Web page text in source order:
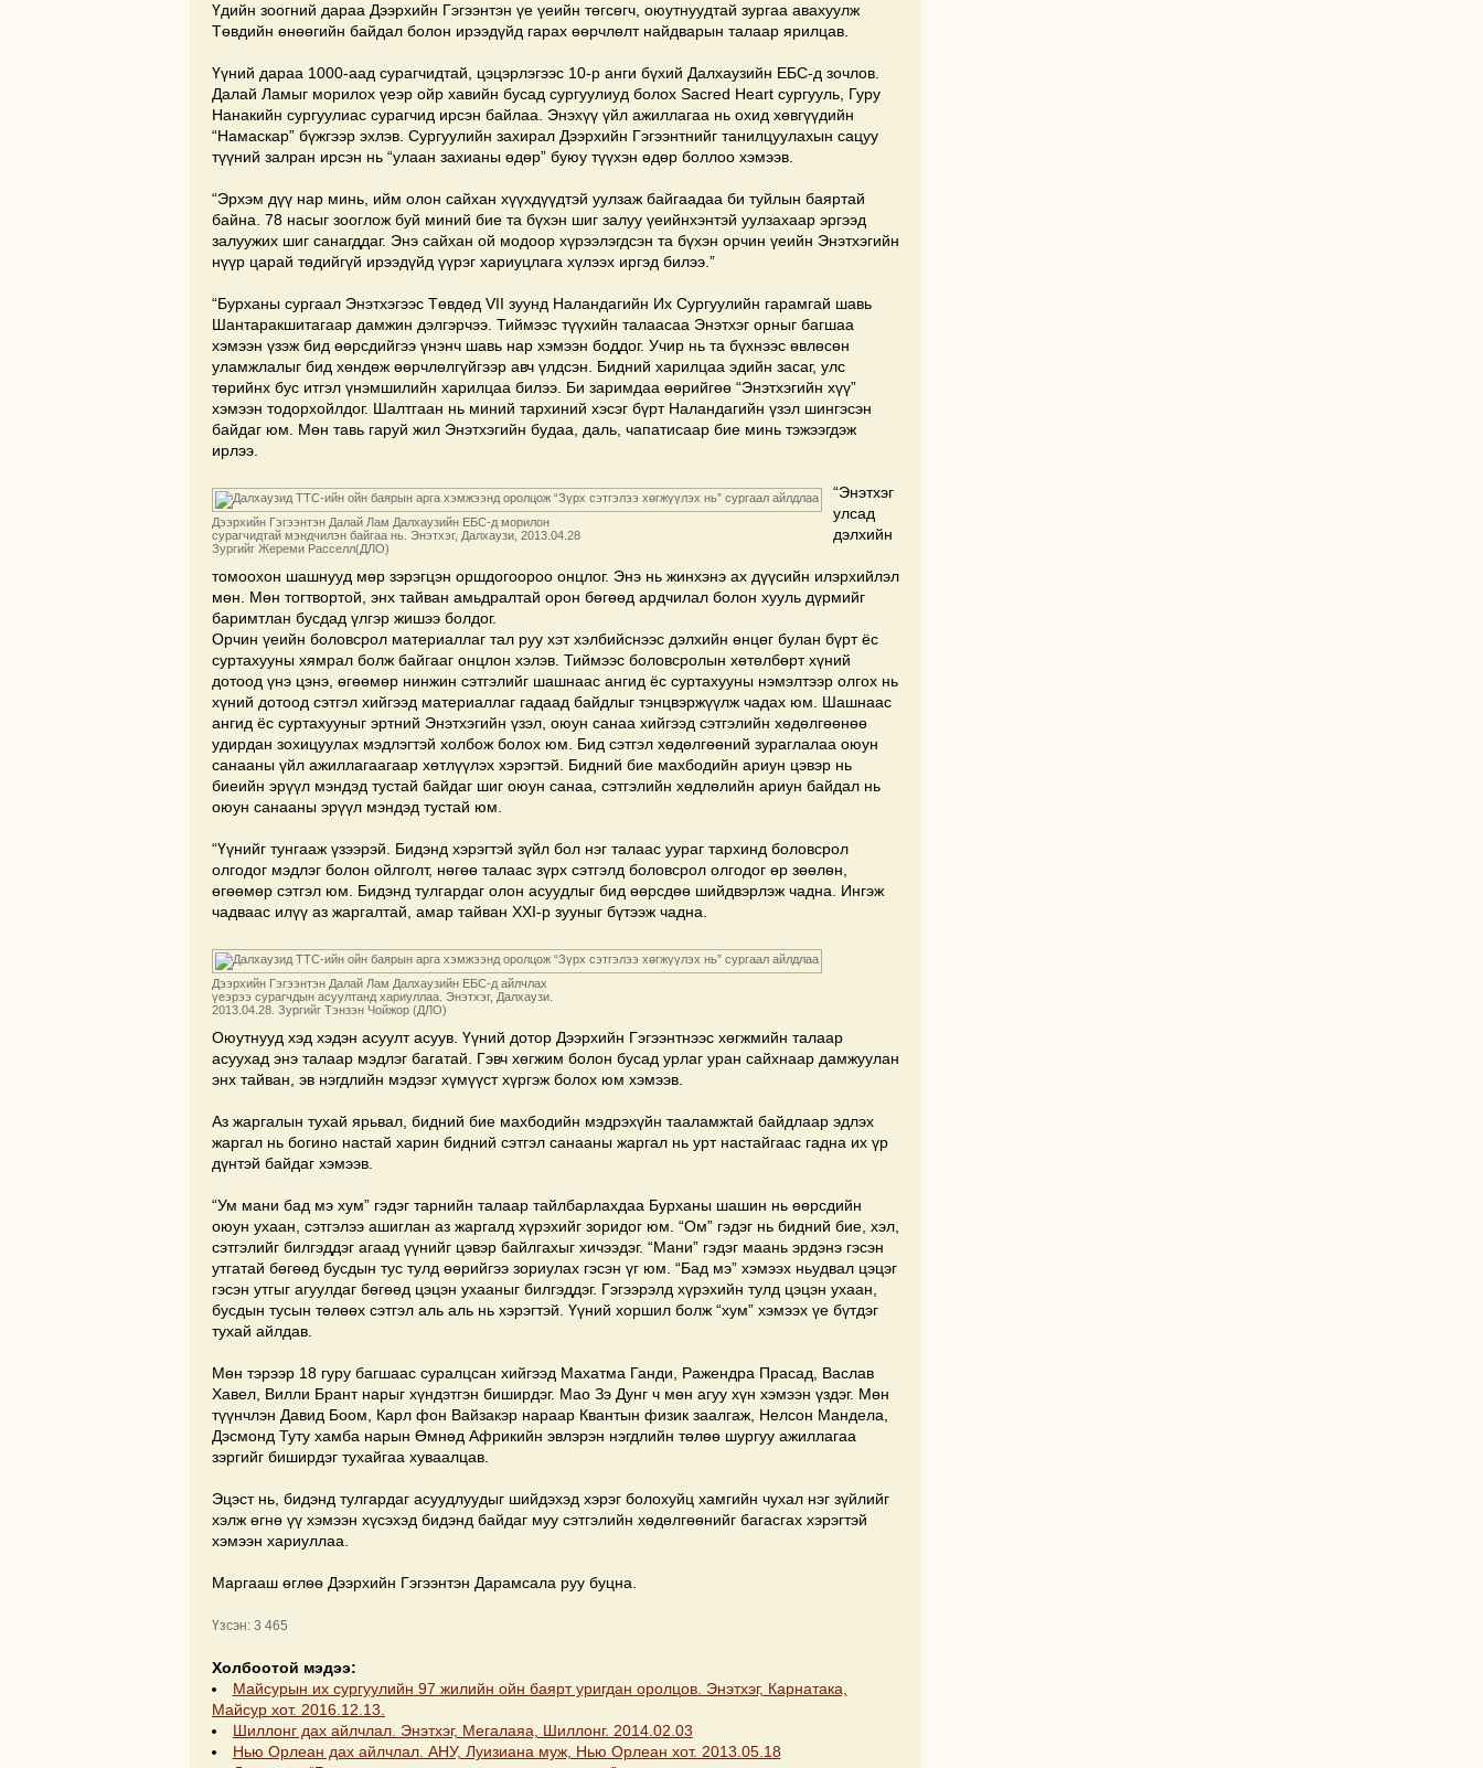
Үдийн зоогний дараа Дээрхийн Гэгээнтэн үе үеийн төгсөгч, оюутнуудтай зургаа авахуулж
Төвдийн өнөөгийн байдал болон ирээдүйд гарах өөрчлөлт найдварын талаар ярилцав.
Үүний дараа 1000-аад сурагчидтай, цэцэрлэгээс 10-р анги бүхий Далхаузийн ЕБС-д зочлов.
Далай Ламыг морилох үеэр ойр хавийн бусад сургуулиуд болох Sacred Heart сургууль, Гуру
Нанакийн сургуулиас сурагчид ирсэн байлаа. Энэхүү үйл ажиллагаа нь охид хөвгүүдийн
“Намаскар” бүжгээр эхлэв. Сургуулийн захирал Дээрхийн Гэгээнтнийг танилцуулахын сацуу
түүний залран ирсэн нь “улаан захианы өдөр” буюу түүхэн өдөр боллоо хэмээв.
“Эрхэм дүү нар минь, ийм олон сайхан хүүхдүүдтэй уулзаж байгаадаа би туйлын баяртай
байна. 78 насыг зооглож буй миний бие та бүхэн шиг залуу үеийнхэнтэй уулзахаар эргээд
залуужих шиг санагддаг. Энэ сайхан ой модоор хүрээлэгдсэн та бүхэн орчин үеийн Энэтхэгийн
нүүр царай төдийгүй ирээдүйд үүрэг хариуцлага хүлээх иргэд билээ.”
“Бурханы сургаал Энэтхэгээс Төвдөд VII зуунд Наландагийн Их Сургуулийн гарамгай шавь
Шантаракшитагаар дамжин дэлгэрчээ. Тиймээс түүхийн талаасаа Энэтхэг орныг багшаа
хэмээн үзэж бид өөрсдийгээ үнэнч шавь нар хэмээн боддог. Учир нь та бүхнээс өвлөсөн
уламжлалыг бид хөндөж өөрчлөлгүйгээр авч үлдсэн. Бидний харилцаа эдийн засаг, улс
төрийнх бус итгэл үнэмшилийн харилцаа билээ. Би заримдаа өөрийгөө “Энэтхэгийн хүү”
хэмээн тодорхойлдог. Шалтгаан нь миний тархиний хэсэг бүрт Наландагийн үзэл шингэсэн
байдаг юм. Мөн тавь гаруй жил Энэтхэгийн будаа, даль, чапатисаар бие минь тэжээгдэж
ирлээ.
Дээрхийн Гэгээнтэн Далай Лам Далхаузийн ЕБС-д морилон
сурагчидтай мэндчилэн байгаа нь. Энэтхэг, Далхаузи, 2013.04.28
Зургийг Жереми Расселл(ДЛО)
“Энэтхэг
улсад
дэлхийн
томоохон шашнууд мөр зэрэгцэн оршдогоороо онцлог. Энэ нь жинхэнэ ах дүүсийн илэрхийлэл
мөн. Мөн тогтвортой, энх тайван амьдралтай орон бөгөөд ардчилал болон хууль дүрмийг
баримтлан бусдад үлгэр жишээ болдог.
Орчин үеийн боловсрол материаллаг тал руу хэт хэлбийснээс дэлхийн өнцөг булан бүрт ёс
суртахууны хямрал болж байгааг онцлон хэлэв. Тиймээс боловсролын хөтөлбөрт хүний
дотоод үнэ цэнэ, өгөөмөр нинжин сэтгэлийг шашнаас ангид ёс суртахууны нэмэлтээр олгох нь
хүний дотоод сэтгэл хийгээд материаллаг гадаад байдлыг тэнцвэржүүлж чадах юм. Шашнаас
ангид ёс суртахууныг эртний Энэтхэгийн үзэл, оюун санаа хийгээд сэтгэлийн хөдөлгөөнөө
удирдан зохицуулах мэдлэгтэй холбож болох юм. Бид сэтгэл хөдөлгөөний зураглалаа оюун
санааны үйл ажиллагаагаар хөтлүүлэх хэрэгтэй. Бидний бие махбодийн ариун цэвэр нь
биеийн эрүүл мэндэд тустай байдаг шиг оюун санаа, сэтгэлийн хөдлөлийн ариун байдал нь
оюун санааны эрүүл мэндэд тустай юм.
“Үүнийг тунгааж үзээрэй. Бидэнд хэрэгтэй зүйл бол нэг талаас уураг тархинд боловсрол
олгодог мэдлэг болон ойлголт, нөгөө талаас зүрх сэтгэлд боловсрол олгодог өр зөөлөн,
өгөөмөр сэтгэл юм. Бидэнд тулгардаг олон асуудлыг бид өөрсдөө шийдвэрлэж чадна. Ингэж
чадваас илүү аз жаргалтай, амар тайван XXI-р зууныг бүтээж чадна.
Дээрхийн Гэгээнтэн Далай Лам Далхаузийн ЕБС-д айлчлах
үеэрээ сурагчдын асуултанд хариуллаа. Энэтхэг, Далхаузи.
2013.04.28. Зургийг Тэнзэн Чойжор (ДЛО)
Оюутнууд хэд хэдэн асуулт асуув. Үүний дотор Дээрхийн Гэгээнтнээс хөгжмийн талаар
асуухад энэ талаар мэдлэг багатай. Гэвч хөгжим болон бусад урлаг уран сайхнаар дамжуулан
энх тайван, эв нэгдлийн мэдээг хүмүүст хүргэж болох юм хэмээв.
Аз жаргалын тухай ярьвал, бидний бие махбодийн мэдрэхүйн тааламжтай байдлаар эдлэх
жаргал нь богино настай харин бидний сэтгэл санааны жаргал нь урт настайгаас гадна их үр
дүнтэй байдаг хэмээв.
“Ум мани бад мэ хум” гэдэг тарнийн талаар тайлбарлахдаа Бурханы шашин нь өөрсдийн
оюун ухаан, сэтгэлээ ашиглан аз жаргалд хүрэхийг зоридог юм. “Ом” гэдэг нь бидний бие, хэл,
сэтгэлийг билгэддэг агаад үүнийг цэвэр байлгахыг хичээдэг. “Мани” гэдэг маань эрдэнэ гэсэн
утгатай бөгөөд бусдын тус тулд өөрийгээ зориулах гэсэн үг юм. “Бад мэ” хэмээх ньудвал цэцэг
гэсэн утгыг агуулдаг бөгөөд цэцэн ухааныг билгэддэг. Гэгээрэлд хүрэхийн тулд цэцэн ухаан,
бусдын тусын төлөөх сэтгэл аль аль нь хэрэгтэй. Үүний хоршил болж “хум” хэмээх үе бүтдэг
тухай айлдав.
Мөн тэрээр 18 гуру багшаас суралцсан хийгээд Махатма Ганди, Ражендра Прасад, Васлав
Хавел, Вилли Брант нарыг хүндэтгэн биширдэг. Мао Зэ Дунг ч мөн агуу хүн хэмээн үздэг. Мөн
түүнчлэн Давид Боом, Карл фон Вайзакэр нараар Квантын физик заалгаж, Нелсон Мандела,
Дэсмонд Туту хамба нарын Өмнөд Африкийн эвлэрэн нэгдлийн төлөө шургуу ажиллагаа
зэргийг биширдэг тухайгаа хуваалцав.
Эцэст нь, бидэнд тулгардаг асуудлуудыг шийдэхэд хэрэг болохуйц хамгийн чухал нэг зүйлийг
хэлж өгнө үү хэмээн хүсэхэд бидэнд байдаг муу сэтгэлийн хөдөлгөөнийг багасгах хэрэгтэй
хэмээн хариуллаа.
Маргааш өглөө Дээрхийн Гэгээнтэн Дарамсала руу буцна.
Үзсэн: 3 465
Холбоотой мэдээ:
Майсурын их сургуулийн 97 жилийн ойн баярт уригдан оролцов. Энэтхэг, Карнатака,
Майсур хот. 2016.12.13.
Шиллонг дах айлчлал. Энэтхэг, Мегалаяа, Шиллонг. 2014.02.03
Нью Орлеан дах айлчлал. АНУ, Луизиана муж, Нью Орлеан хот. 2013.05.18